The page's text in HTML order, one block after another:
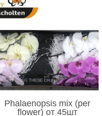
Phalaenopsis mix (per
flower) от 45шт